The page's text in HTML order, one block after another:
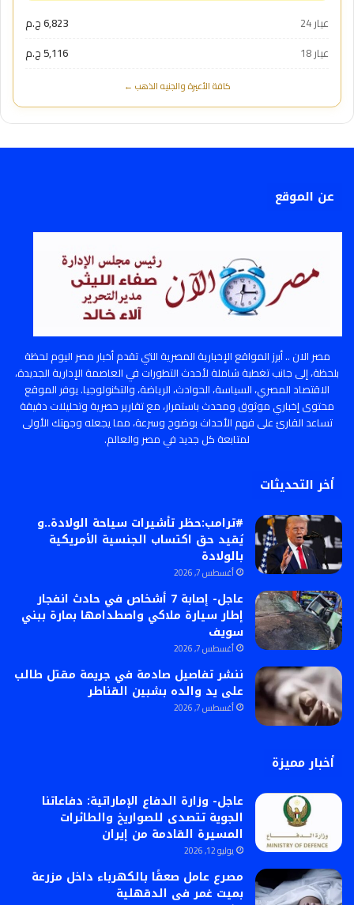
عيار 24
6,823 ج.م
عيار 18
5,116 ج.م
كافة الأعيرة والجنيه الذهب ←
عن الموقع
مصر الان .. أبرز المواقع الإخبارية المصرية التي تقدم أخبار مصر اليوم لحظة
بلحظة، إلى جانب تغطية شاملة لأحدث التطورات في العاصمة الإدارية الجديدة،
الاقتصاد المصري، السياسة، الحوادث، الرياضة، والتكنولوجيا. يوفر الموقع
محتوى إخباري موثوق ومحدث باستمرار، مع تقارير حصرية وتحليلات دقيقة
تساعد القارئ على فهم الأحداث بوضوح وسرعة، مما يجعله وجهتك الأولى
لمتابعة كل جديد في مصر والعالم.
أخر التحديثات
#ترامب:حظر تأشيرات سياحة الولادة..و
يُقيد حق اكتساب الجنسية الأمريكية
بالولادة
أغسطس 7, 2026
عاجل- إصابة 7 أشخاص في حادث انفجار
إطار سيارة ملاكي واصطدامها بمارة ببني
سويف
أغسطس 7, 2026
ننشر تفاصيل صادمة في جريمة مقتل طالب
على يد والده بشبين القناطر
أغسطس 7, 2026
أخبار مميزة
عاجل- وزارة الدفاع الإماراتية: دفاعاتنا
الجوية تتصدى للصواريخ والطائرات
المسيرة القادمة من إيران
يوليو 12, 2026
مصرع عامل صعقًا بالكهرباء داخل مزرعة
بميت غمر فى الدقهلية